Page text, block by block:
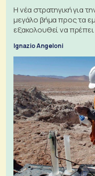
Η νέα στρατηγική για
μεγάλο βήμα προς τα
εξακολουθεί να
Ignazio Angeloni